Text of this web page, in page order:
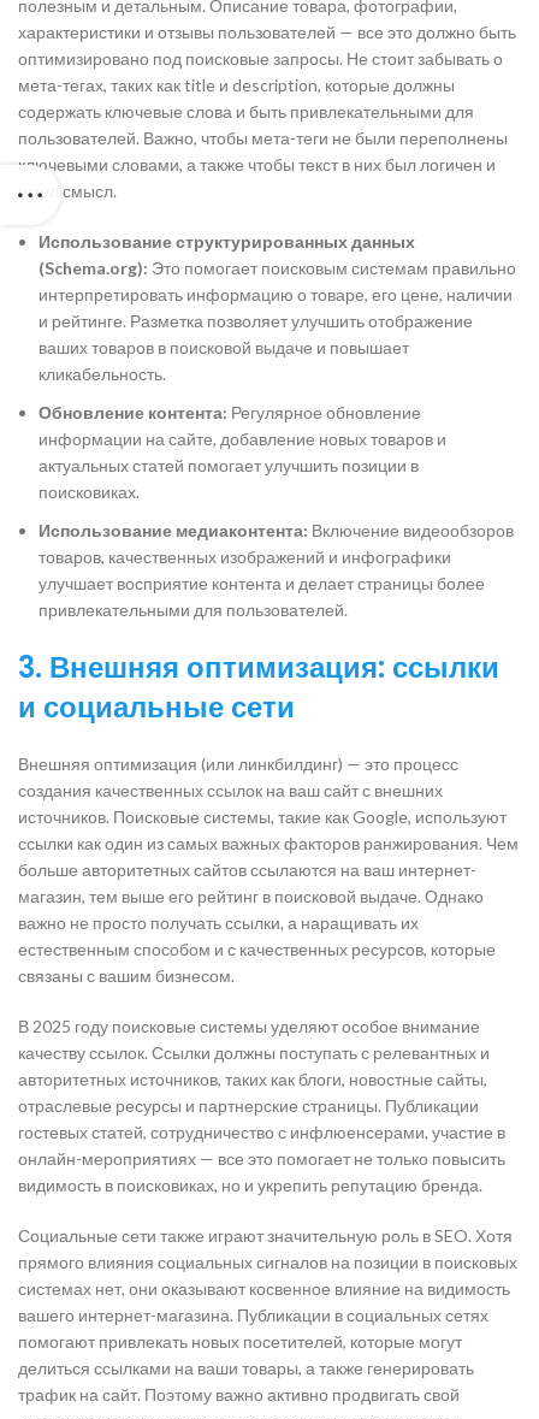
полезным и детальным. Описание товара, фотографии,
характеристики и отзывы пользователей — все это должно быть
оптимизировано под поисковые запросы. Не стоит забывать о
мета-тегах, таких как title и description, которые должны
содержать ключевые слова и быть привлекательными для
пользователей. Важно, чтобы мета-теги не были переполнены
ключевыми словами, а также чтобы текст в них был логичен и
имел смысл.
Использование структурированных данных
(Schema.org): Это помогает поисковым системам правильно
интерпретировать информацию о товаре, его цене, наличии
и рейтинге. Разметка позволяет улучшить отображение
ваших товаров в поисковой выдаче и повышает
кликабельность.
Обновление контента: Регулярное обновление
информации на сайте, добавление новых товаров и
актуальных статей помогает улучшить позиции в
поисковиках.
Использование медиаконтента: Включение видеообзоров
товаров, качественных изображений и инфографики
улучшает восприятие контента и делает страницы более
привлекательными для пользователей.
3. Внешняя оптимизация: ссылки
и социальные сети
Внешняя оптимизация (или линкбилдинг) — это процесс
создания качественных ссылок на ваш сайт с внешних
источников. Поисковые системы, такие как Google, используют
ссылки как один из самых важных факторов ранжирования. Чем
больше авторитетных сайтов ссылаются на ваш интернет-
магазин, тем выше его рейтинг в поисковой выдаче. Однако
важно не просто получать ссылки, а наращивать их
естественным способом и с качественных ресурсов, которые
связаны с вашим бизнесом.
В 2025 году поисковые системы уделяют особое внимание
качеству ссылок. Ссылки должны поступать с релевантных и
авторитетных источников, таких как блоги, новостные сайты,
отраслевые ресурсы и партнерские страницы. Публикации
гостевых статей, сотрудничество с инфлюенсерами, участие в
онлайн-мероприятиях — все это помогает не только повысить
видимость в поисковиках, но и укрепить репутацию бренда.
Социальные сети также играют значительную роль в SEO. Хотя
прямого влияния социальных сигналов на позиции в поисковых
системах нет, они оказывают косвенное влияние на видимость
вашего интернет-магазина. Публикации в социальных сетях
помогают привлекать новых посетителей, которые могут
делиться ссылками на ваши товары, а также генерировать
трафик на сайт. Поэтому важно активно продвигать свой